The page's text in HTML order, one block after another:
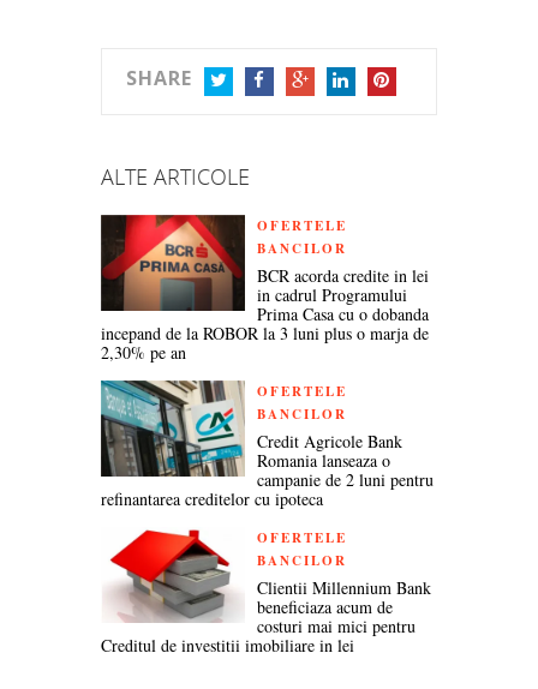
SHARE
ALTE ARTICOLE
OFERTELE
BANCILOR
BCR acorda credite in lei
in cadrul Programului
Prima Casa cu o dobanda
incepand de la ROBOR la 3 luni plus o marja de
2,30% pe an
OFERTELE
BANCILOR
Credit Agricole Bank
Romania lanseaza o
campanie de 2 luni pentru
refinantarea creditelor cu ipoteca
OFERTELE
BANCILOR
Clientii Millennium Bank
beneficiaza acum de
costuri mai mici pentru
Creditul de investitii imobiliare in lei